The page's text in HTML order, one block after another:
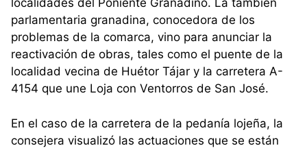
localidades del Poniente Granadino. La también
parlamentaria granadina, conocedora de los
problemas de la comarca, vino para anunciar la
reactivación de obras, tales como el puente de la
localidad vecina de Huétor Tájar y la carretera A-
4154 que une Loja con Ventorros de San José.
En el caso de la carretera de la pedanía lojeña, la
consejera visualizó las actuaciones que se están